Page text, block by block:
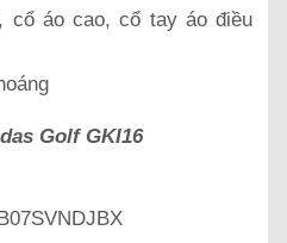
cổ áo cao, cổ tay áo điều
Golf GKI16